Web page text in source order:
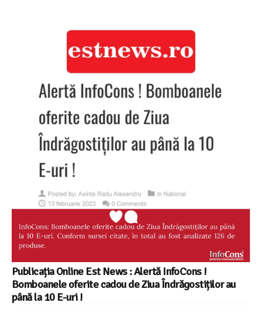
Publicația Online Est News : Alertă InfoCons !
Bomboanele oferite cadou de Ziua Îndrăgostiților au
până la 10 E-uri ! ​